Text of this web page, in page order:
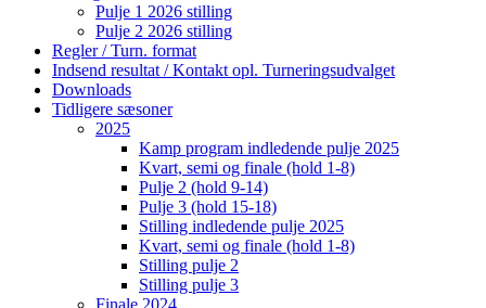
Pulje 1 2026 stilling
Pulje 2 2026 stilling
Regler / Turn. format
Indsend resultat / Kontakt opl. Turneringsudvalget
Downloads
Tidligere sæsoner
2025
Kamp program indledende pulje 2025
Kvart, semi og finale (hold 1-8)
Pulje 2 (hold 9-14)
Pulje 3 (hold 15-18)
Stilling indledende pulje 2025
Kvart, semi og finale (hold 1-8)
Stilling pulje 2
Stilling pulje 3
Finale 2024